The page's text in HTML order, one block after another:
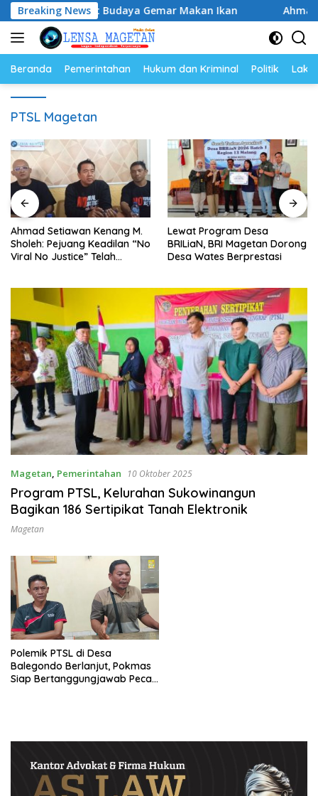
Langsung
ke
konten
Breaking News
Perkuat Budaya Gemar Makan Ikan Ahmad
Beranda Pemerintahan Hukum dan Kriminal Politik
PTSL Magetan
Ahmad Setiawan Kenang M.
Sholeh: Pejuang Keadilan “No
Viral No Justice” Telah
Lewat Program Desa
BRILiaN, BRI Magetan Dorong
Desa Wates Berprestasi
Magetan, Pemerintahan 10 Oktober 2025
Program PTSL, Kelurahan Sukowinangun
Bagikan 186 Sertipikat Tanah Elektronik
Magetan
Polemik PTSL di Desa
Balegondo Berlanjut, Pokmas
Siap Bertanggungjawab Pecah